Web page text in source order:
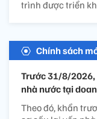
trình được triển
Chính sách
Trước 31/8/2026,
nhà nước tại
Theo đó, khẩn